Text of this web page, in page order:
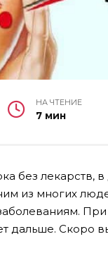
НА ЧТЕНИЕ
7 мин
без
из многих
дальше. Скоро